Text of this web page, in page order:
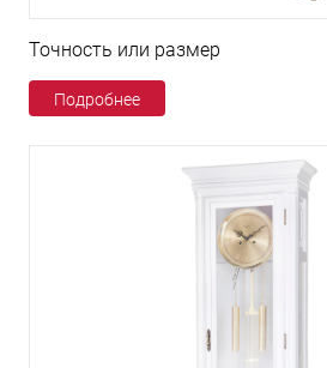
Точность или размер
Подробнее